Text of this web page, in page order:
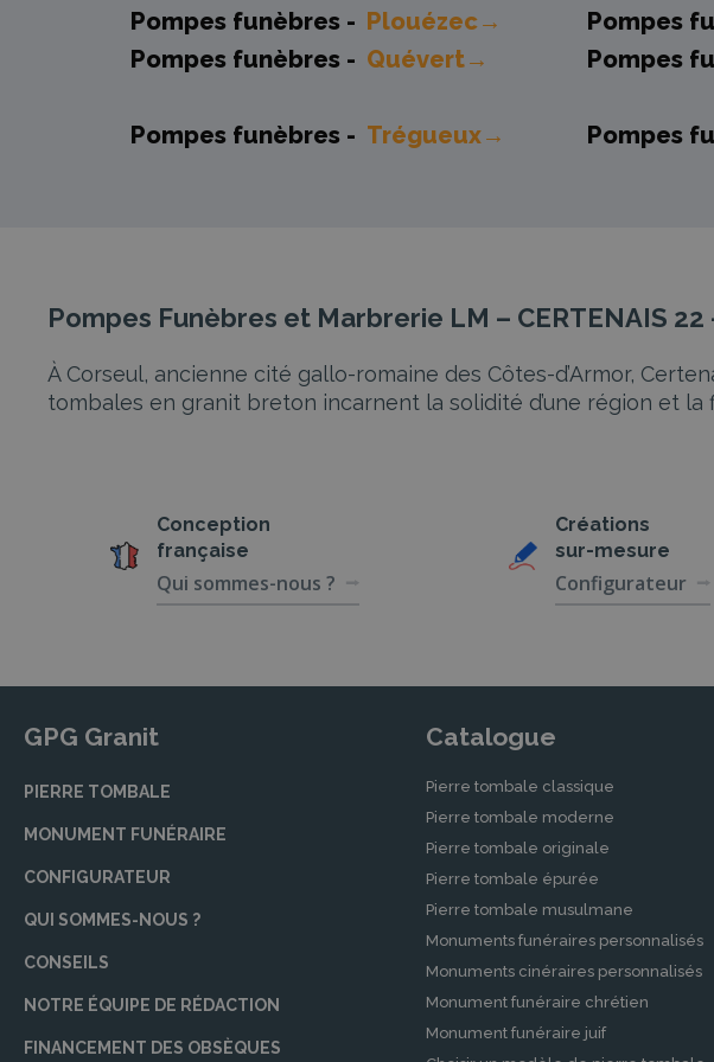
Pompes funèbres - Plouézec→ Pompes
Pompes funèbres - Quévert→ Pompes
Pompes funèbres - Trégueux→ Pompes
Pompes Funèbres et Marbrerie LM – CERTENAIS 22
À Corseul, ancienne cité gallo-romaine des Côtes-d’Armor,
tombales en granit breton incarnent la solidité d’une région et la
Conception
française
Qui sommes-nous ?
Créations
sur-mesure
Configurateur
GPG Granit
PIERRE TOMBALE
MONUMENT FUNÉRAIRE
CONFIGURATEUR
QUI SOMMES-NOUS ?
CONSEILS
NOTRE ÉQUIPE DE RÉDACTION
FINANCEMENT DES OBSÈQUES
Catalogue
Pierre tombale classique
Pierre tombale moderne
Pierre tombale originale
Pierre tombale épurée
Pierre tombale musulmane
Monuments funéraires personnalisés
Monuments cinéraires personnalisés
Monument funéraire chrétien
Monument funéraire juif